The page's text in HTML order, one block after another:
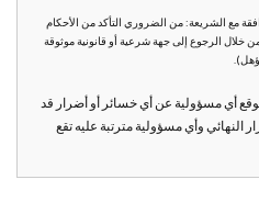
مع الشريعة: من الضروري التأكد من الأحكام
الرجوع إلى جهة شرعية أو قانونية موثوقة
أي مسؤولية عن أي خسائر أو أضرار قد
النهائي وأي مسؤولية مترتبة عليه تقع